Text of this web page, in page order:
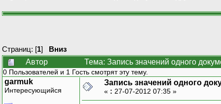
Страниц: [1] Вниз
Автор
Тема: Запись значений одного
0 Пользователей и 1 Гость смотрят эту тему.
garmuk
Интересующийся
Запись значений одного
« : 27-07-2012 07:35 »